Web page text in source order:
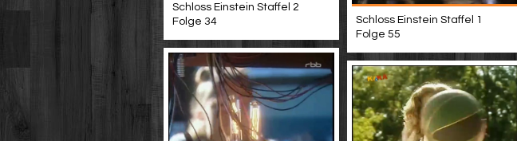
Schloss Einstein Staffel 2
Folge 34
Schloss Einstein Staffel 1
Folge 55